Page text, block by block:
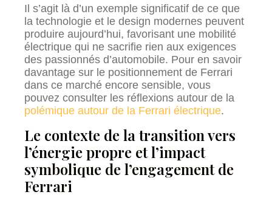
Il s’agit là d’un exemple significatif de ce que
la technologie et le design modernes peuvent
produire aujourd’hui, favorisant une mobilité
électrique qui ne sacrifie rien aux exigences
des passionnés d’automobile. Pour en savoir
davantage sur le positionnement de Ferrari
dans ce marché encore sensible, vous
pouvez consulter les réflexions autour de la
polémique autour de la Ferrari électrique.
Le contexte de la transition vers
l’énergie propre et l’impact
symbolique de l’engagement de
Ferrari